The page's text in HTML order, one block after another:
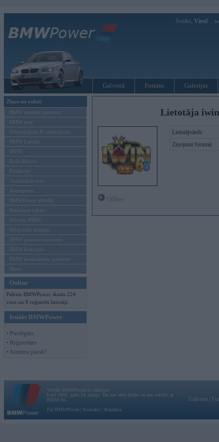
Sveiks, Viesi!
Galvenā Forums Galerijas
Ziņas un raksti
BMW modeļu jaunumi
BMW testi
Tehnoloģijas & sasniegumi
BMW Latvijā
MINI
Rolls-Royce
Pasākumi
Vadāmības tests
Autosports
BMWPower aktuāli
Reklāmas raksti
Mēneša BMW
Sērijveida tūnings
BMW pasaules jaunumi
BMW koncepti
BMW konkurentu jaunumi
Moto
Online
Pašreiz BMWPower skatās 224
viesi un 8 reģistrēti lietotāji.
Ienākt BMWPower
• Pieslēgties
• Reģistrēties
• Aizmirsi paroli?
Lietotāja
Lietotājvārds:
Ziņojumi forumā:
Vortāls BMWPower.lv darbojas
kopš 2002. gada 14. maija. Tas nav auto klubs un nav saistīts ar
BMW AG.
Par BMWPower
Kontakti Reklāma
Galvena